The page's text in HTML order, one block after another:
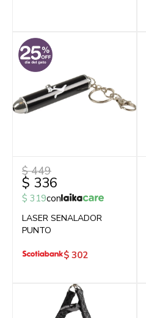
$ 336
$ 449
$ 319con
LASER SENALADOR
PUNTO
$ 302